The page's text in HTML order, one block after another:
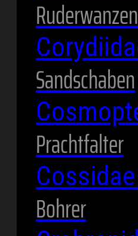
Ruderwanzen
Sandschaben
Prachtfalter
Bohrer